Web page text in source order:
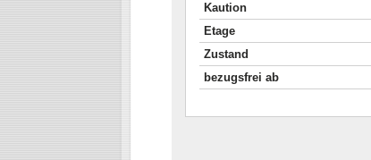
Kaution
Etage
Zustand
bezugsfrei ab